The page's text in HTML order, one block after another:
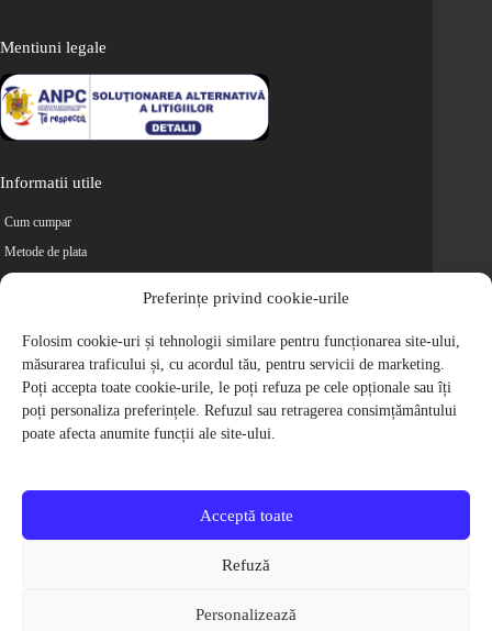
Preferințe privind cookie-urile
Folosim cookie-uri și tehnologii similare pentru funcționarea site-ului,
măsurarea traficului și, cu acordul tău, pentru servicii de marketing.
Poți accepta toate cookie-urile, le poți refuza pe cele opționale sau îți
poți personaliza preferințele. Refuzul sau retragerea consimțământului
poate afecta anumite funcții ale site-ului.
Acceptă toate
Refuză
Personalizează
Mentiuni legale
Informatii utile
Cum cumpar
Metode de plata
Retur
Cariere
Politica de Confidentialitate
Politica de cookie-uri